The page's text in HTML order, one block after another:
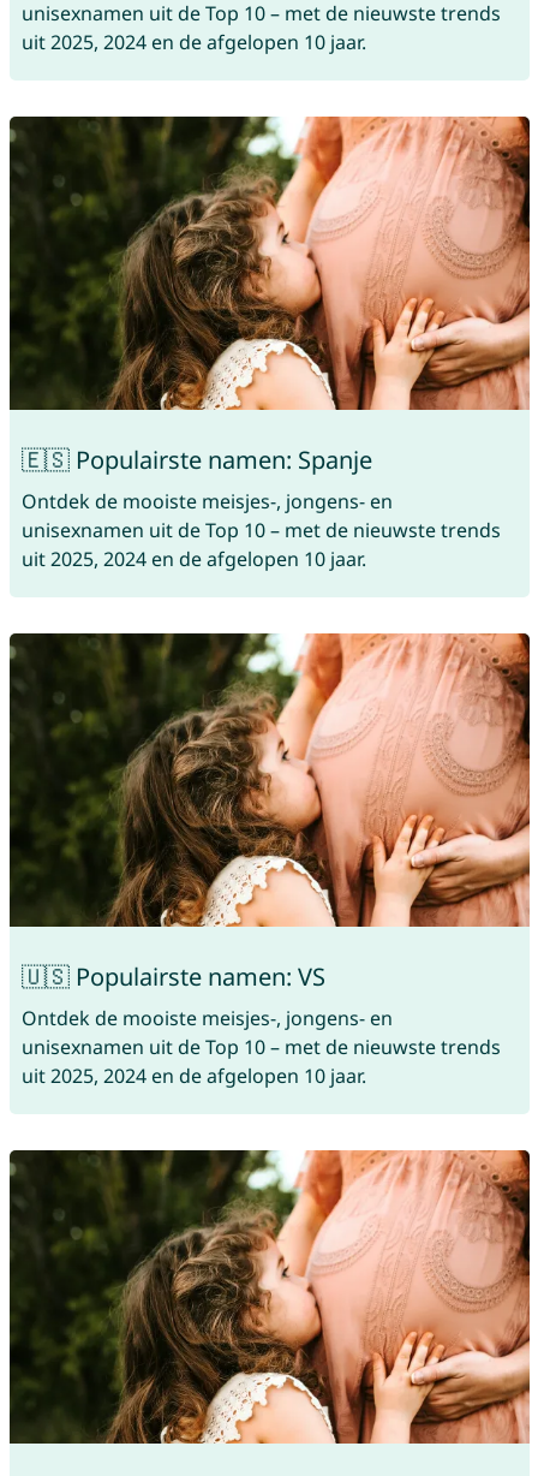
unisexnamen uit de Top 10 – met de nieuwste trends
uit 2025, 2024 en de afgelopen 10 jaar.
🇪🇸 Populairste namen: Spanje
Ontdek de mooiste meisjes-, jongens- en
unisexnamen uit de Top 10 – met de nieuwste trends
uit 2025, 2024 en de afgelopen 10 jaar.
🇺🇸 Populairste namen: VS
Ontdek de mooiste meisjes-, jongens- en
unisexnamen uit de Top 10 – met de nieuwste trends
uit 2025, 2024 en de afgelopen 10 jaar.